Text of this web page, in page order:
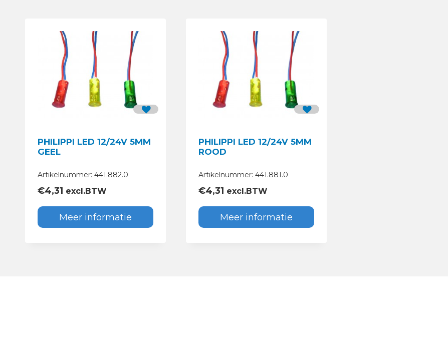
PHILIPPI LED 12/24V 5MM
GEEL
Artikelnummer: 441.882.0
€4,31 excl.BTW
Meer informatie
PHILIPPI LED 12/24V 5MM
ROOD
Artikelnummer: 441.881.0
€4,31 excl.BTW
Meer informatie